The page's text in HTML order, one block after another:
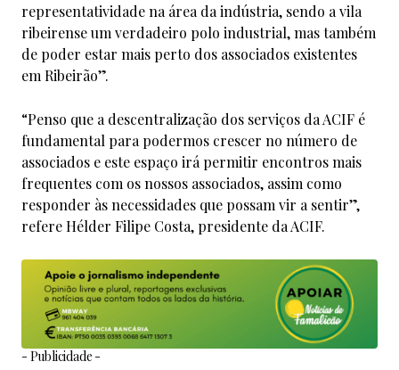
representatividade na área da indústria, sendo a vila
ribeirense um verdadeiro polo industrial, mas também
de poder estar mais perto dos associados existentes
em Ribeirão”.
“Penso que a descentralização dos serviços da ACIF é
fundamental para podermos crescer no número de
associados e este espaço irá permitir encontros mais
frequentes com os nossos associados, assim como
responder às necessidades que possam vir a sentir”,
refere Hélder Filipe Costa, presidente da ACIF.
- Publicidade -